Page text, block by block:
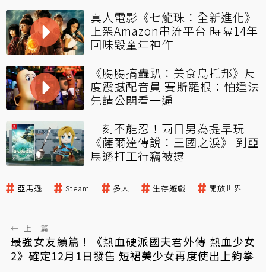
真人電影《七龍珠：全新進化》
上架Amazon串流平台 時隔14年
回味毀童年神作
《腸腸搞轟趴：美食烏托邦》尺
度震撼配音員 賽斯羅根：怕違法
先請公關看一遍
一刻不能忍！兩日男為提早玩
《薩爾達傳說：王國之淚》 到亞
馬遜打工行竊被逮
亞馬遜 Steam 多人 生存遊戲 開放世界
← 上一篇
最強女友續篇！《熱血硬派國夫君外傳 熱血少女
2》確定12月1日發售 短裙美少女再度使出上鉤拳